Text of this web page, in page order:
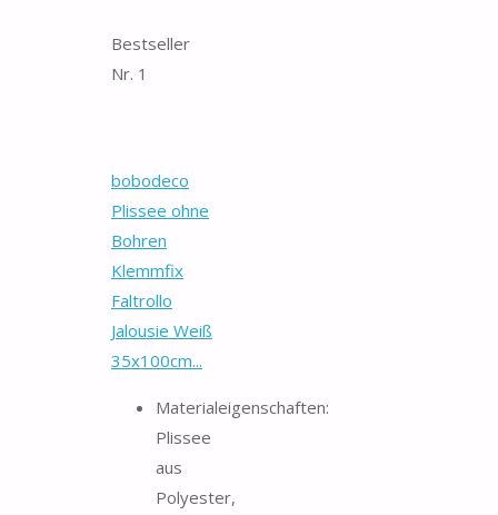
Bestseller
Nr. 1
bobodeco
Plissee ohne
Bohren
Klemmfix
Faltrollo
Jalousie Weiß
35x100cm...
Materialeigenschaften:
Plissee
aus
Polyester,